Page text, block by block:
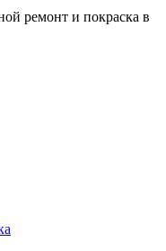
ремонт и покраска в